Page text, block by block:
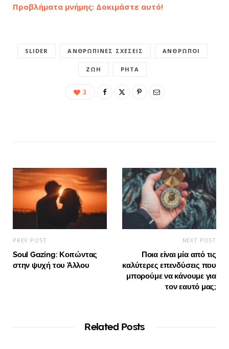
Προβλήματα μνήμης: Δοκιμάστε αυτό!
SLIDER ΑΝΘΡΏΠΙΝΕΣ ΣΧΈΣΕΙΣ ΆΝΘΡΩΠΟΙ
ΖΩΉ ΡΗΤΆ
3
PREV POST
Soul Gazing: Κοιτώντας
στην ψυχή του Άλλου
NEXT POST
Ποια είναι μία από τις
καλύτερες επενδύσεις που
μπορούμε να κάνουμε για
τον εαυτό μας;
Related Posts